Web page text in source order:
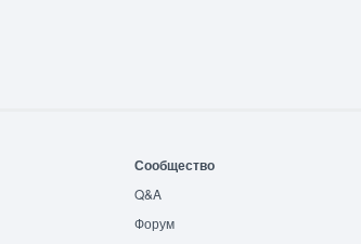
Сообщество
Q&A
Форум